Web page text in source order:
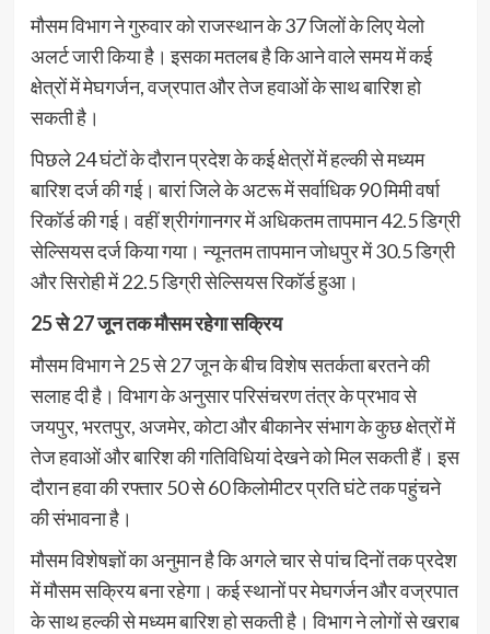
मौसम विभाग ने गुरुवार को राजस्थान के 37 जिलों के लिए येलो
अलर्ट जारी किया है। इसका मतलब है कि आने वाले समय में कई
क्षेत्रों में मेघगर्जन, वज्रपात और तेज हवाओं के साथ बारिश हो
सकती है।
पिछले 24 घंटों के दौरान प्रदेश के कई क्षेत्रों में हल्की से मध्यम
बारिश दर्ज की गई। बारां जिले के अटरू में सर्वाधिक 90 मिमी वर्षा
रिकॉर्ड की गई। वहीं श्रीगंगानगर में अधिकतम तापमान 42.5 डिग्री
सेल्सियस दर्ज किया गया। न्यूनतम तापमान जोधपुर में 30.5 डिग्री
और सिरोही में 22.5 डिग्री सेल्सियस रिकॉर्ड हुआ।
25 से 27 जून तक मौसम रहेगा सक्रिय
मौसम विभाग ने 25 से 27 जून के बीच विशेष सतर्कता बरतने की
सलाह दी है। विभाग के अनुसार परिसंचरण तंत्र के प्रभाव से
जयपुर, भरतपुर, अजमेर, कोटा और बीकानेर संभाग के कुछ क्षेत्रों में
तेज हवाओं और बारिश की गतिविधियां देखने को मिल सकती हैं। इस
दौरान हवा की रफ्तार 50 से 60 किलोमीटर प्रति घंटे तक पहुंचने
की संभावना है।
मौसम विशेषज्ञों का अनुमान है कि अगले चार से पांच दिनों तक प्रदेश
में मौसम सक्रिय बना रहेगा। कई स्थानों पर मेघगर्जन और वज्रपात
के साथ हल्की से मध्यम बारिश हो सकती है। विभाग ने लोगों से खराब